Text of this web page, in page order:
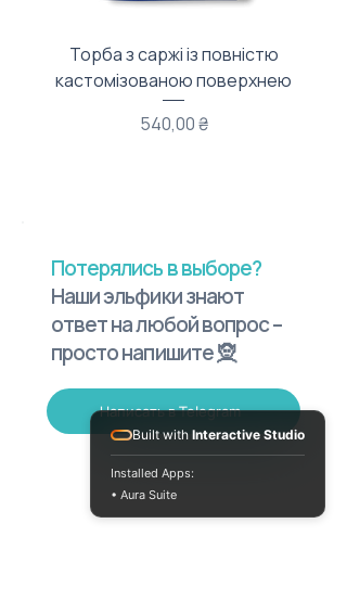
Торба з саржі із повністю
кастомізованою поверхнею
Цена
540,00 ₴
Потерялись в выборе?
Наши эльфики знают
ответ на любой вопрос –
просто напишите 🧝
Написать в Telegram
Built with Interactive Studio
Installed Apps:
• Aura Suite